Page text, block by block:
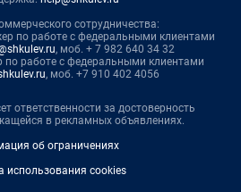
сотрудничества:
по работе с федеральными клиентами
, моб. + 7 982 640 34 32
по работе с федеральными клиентами
, моб. +7 910 402 4056
ответственности за достоверность
в рекламных объявлениях.
об ограничениях
использования cookies